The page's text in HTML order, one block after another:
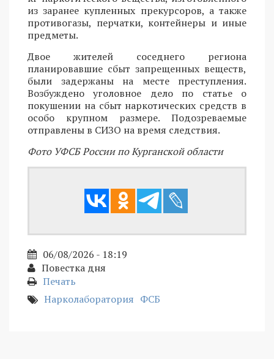
из заранее купленных прекурсоров, а также
противогазы, перчатки, контейнеры и иные
предметы.
Двое жителей соседнего региона
планировавшие сбыт запрещенных веществ,
были задержаны на месте преступления.
Возбуждено уголовное дело по статье о
покушении на сбыт наркотических средств в
особо крупном размере. Подозреваемые
отправлены в СИЗО на время следствия.
Фото УФСБ России по Курганской области
06/08/2026 - 18:19
Повестка дня
Печать
Нарколаборатория ФСБ